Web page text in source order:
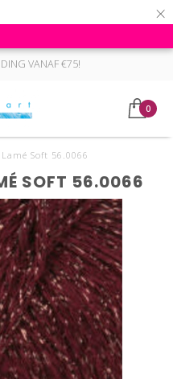
×
VANAF €75!
0
Soft 56.0066
SOFT 56.0066